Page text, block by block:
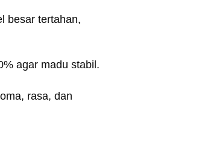
besar tertahan,
agar madu stabil.
rasa, dan